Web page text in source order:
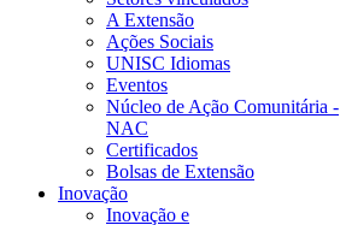
A Extensão
Ações Sociais
UNISC Idiomas
Eventos
Núcleo de Ação Comunitária -
NAC
Certificados
Bolsas de Extensão
Inovação
Inovação e